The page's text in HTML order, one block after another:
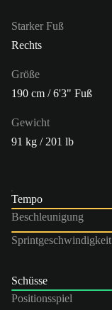
Starker Fuß
Rechts
Größe
190 cm / 6'3" Fuß
Gewicht
91 kg / 201 lb
Tempo
Beschleunigung
Sprintgeschwindigkeit
Schüsse
Positionsspiel